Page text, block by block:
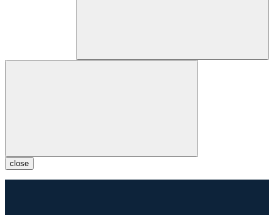
close